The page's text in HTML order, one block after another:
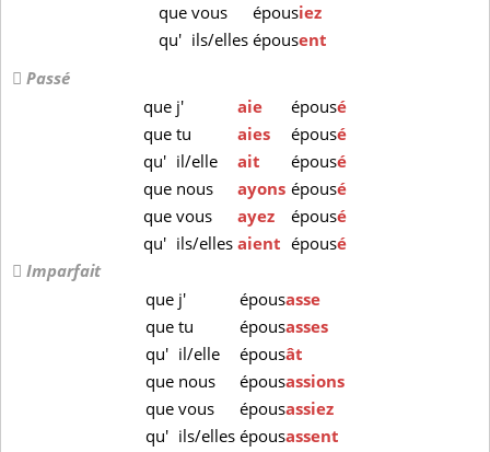
que vous épousiez
qu' ils/elles épousent
Passé
que j' aie épousé
quetu aies épousé
qu' il/elle ait épousé
que nous ayons épousé
quevous ayez épousé
qu' ils/ellesaient épousé
Imparfait
que j' épousasse
quetu épousasses
qu' il/elle épousât
que nous épousassions
quevous épousassiez
qu' ils/ellesépousassent